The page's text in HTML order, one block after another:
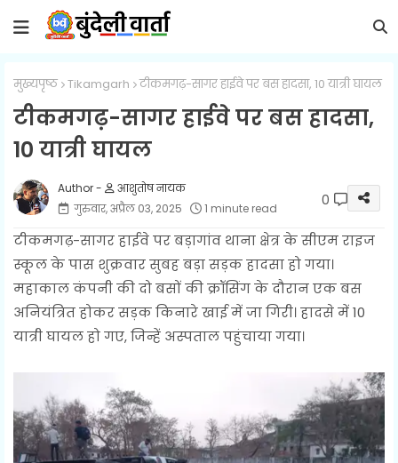
मुख्यपृष्ठ Tikamgarh टीकमगढ़-सागर हाईवे पर बस हादसा, 10 यात्री घायल
टीकमगढ़-सागर हाईवे पर बस हादसा,
10 यात्री घायल
आशुतोष नायक
गुरुवार, अप्रैल 03, 2025
1 minute read 0
टीकमगढ़-सागर हाईवे पर बड़ागांव थाना क्षेत्र के सीएम राइज
स्कूल के पास शुक्रवार सुबह बड़ा सड़क हादसा हो गया।
महाकाल कंपनी की दो बसों की क्रॉसिंग के दौरान एक बस
अनियंत्रित होकर सड़क किनारे खाई में जा गिरी। हादसे में 10
यात्री घायल हो गए, जिन्हें अस्पताल पहुंचाया गया।